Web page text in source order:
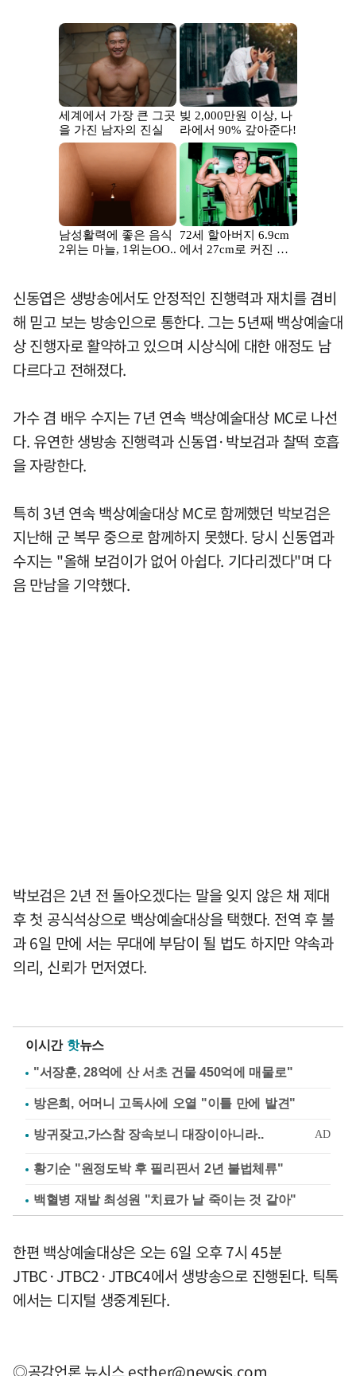
신동엽은 생방송에서도 안정적인 진행력과 재치를 겸비
해 믿고 보는 방송인으로 통한다. 그는 5년째 백상예술대
상 진행자로 활약하고 있으며 시상식에 대한 애정도 남
다르다고 전해졌다.
가수 겸 배우 수지는 7년 연속 백상예술대상 MC로 나선
다. 유연한 생방송 진행력과 신동엽·박보검과 찰떡 호흡
을 자랑한다.
특히 3년 연속 백상예술대상 MC로 함께했던 박보검은
지난해 군 복무 중으로 함께하지 못했다. 당시 신동엽과
수지는 "올해 보검이가 없어 아쉽다. 기다리겠다"며 다
음 만남을 기약했다.
박보검은 2년 전 돌아오겠다는 말을 잊지 않은 채 제대
후 첫 공식석상으로 백상예술대상을 택했다. 전역 후 불
과 6일 만에 서는 무대에 부담이 될 법도 하지만 약속과
의리, 신뢰가 먼저였다.
이시간 핫뉴스
"서장훈, 28억에 산 서초 건물 450억에 매물로"
방은희, 어머니 고독사에 오열 "이틀 만에 발견"
황기순 "원정도박 후 필리핀서 2년 불법체류"
백혈병 재발 최성원 "치료가 날 죽이는 것 같아"
한편 백상예술대상은 오는 6일 오후 7시 45분
JTBC·JTBC2·JTBC4에서 생방송으로 진행된다. 틱톡
에서는 디지털 생중계된다.
◎공감언론 뉴시스 esther@newsis.com